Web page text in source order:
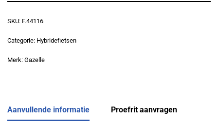
SKU: F.44116
Categorie: Hybridefietsen
Merk: Gazelle
Aanvullende informatie Proefrit aanvragen